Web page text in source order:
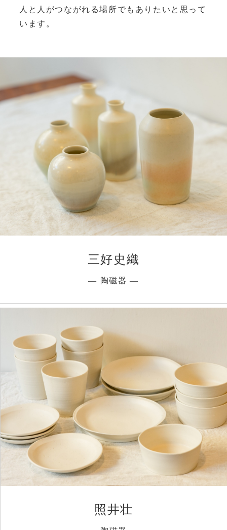
人と人がつながれる場所でもありたいと思って
います。
三好史織
― 陶磁器 ―
照井壮